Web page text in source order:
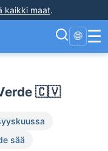
kaikki maat.
🌐 ☰
Verde 🇨🇻
sää